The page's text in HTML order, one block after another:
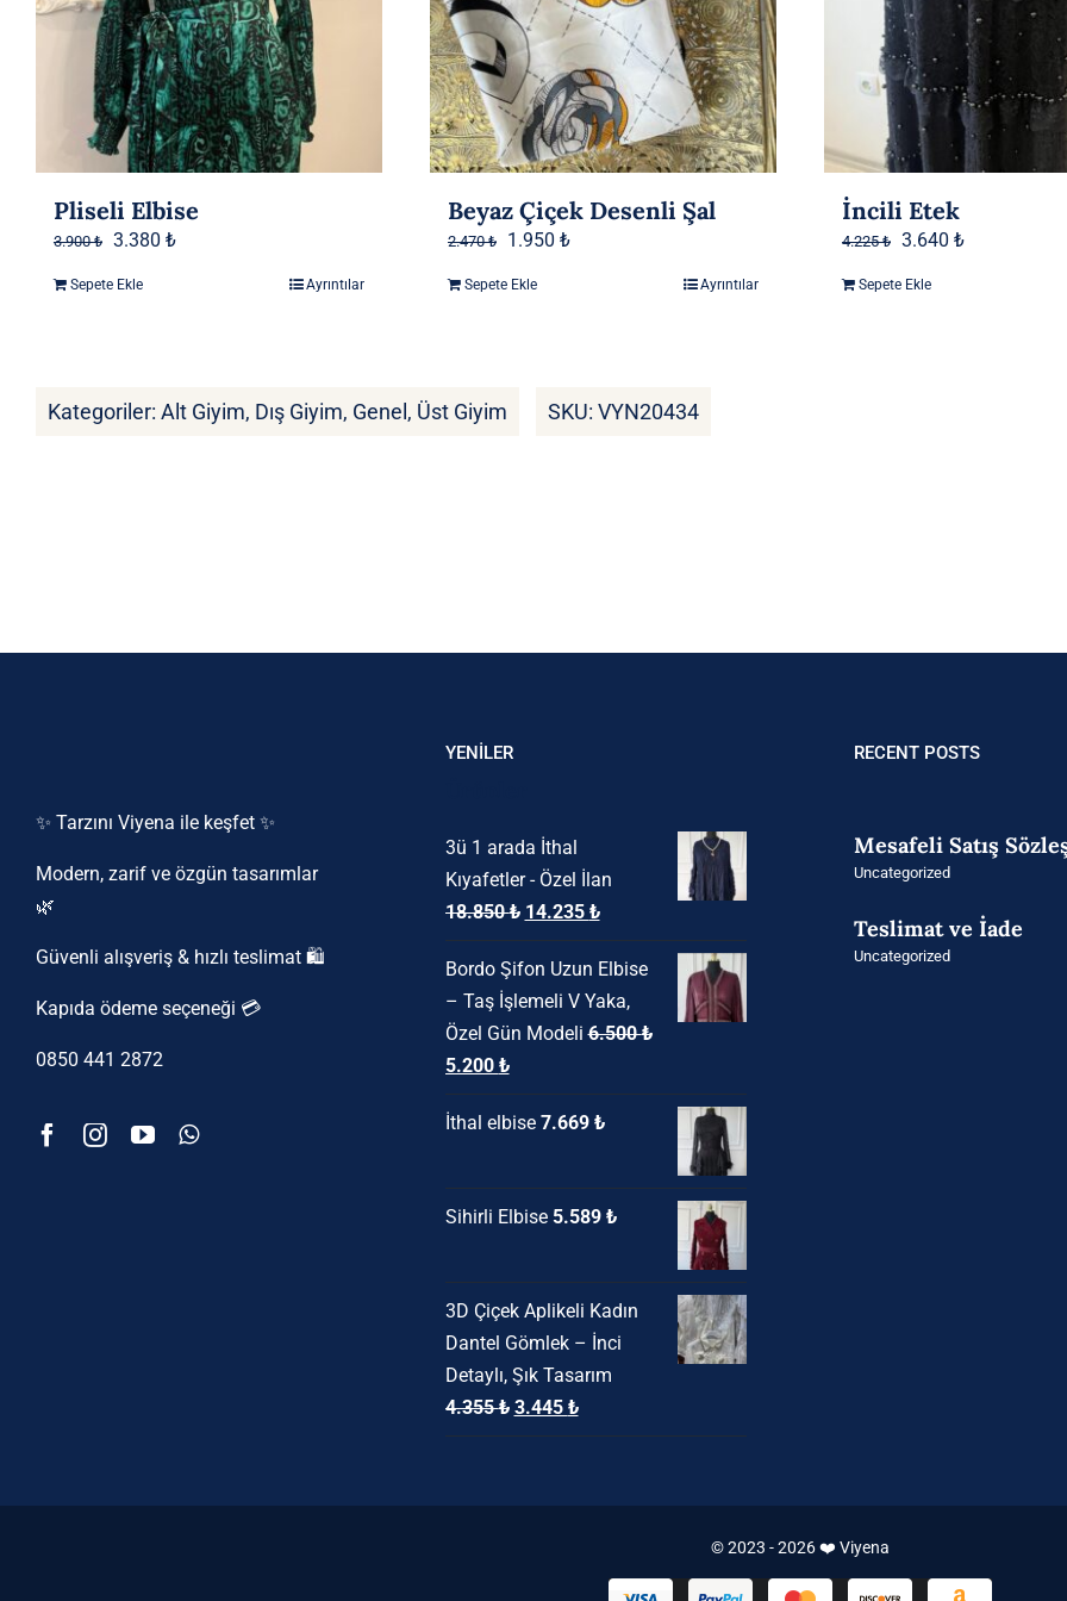
Pliseli Elbise
3.900₺
Orijinal
3.380 ₺Şu
Sepete Ekle Ayrıntılar
Beyaz Çiçek Desenli Şal
2.470₺
Orijinal
1.950 ₺Şu
Sepete Ekle Ayrıntılar
İncili Etek
4.225₺
Orijinal
3.640 ₺Şu
Sepete Ekle
Kategoriler: Alt Giyim, Dış Giyim, Genel , Üst Giyim SKU: VYN20434
✨ Tarzını Viyena ile keşfet ✨
Modern, zarif ve özgün tasarımlar
🌿
Güvenli alışveriş & hızlı teslimat 🛍️
Kapıda ödeme seçeneği 💳
0850 441 2872
YENİLER
3ü 1 arada İthal
Kıyafetler - Özel İlan
18.850₺ Orijinal
fiyat:
18.850 ₺.
14.235 ₺Şu
andaki
fiyat:
14.235 ₺.
Bordo Şifon Uzun Elbise
– Taş İşlemeli V Yaka,
Özel Gün Modeli 6.500₺
Orijinal
fiyat:
6.500 ₺.
5.200 ₺Şu
andaki
fiyat:
İthal elbise 7.669 ₺
Sihirli Elbise 5.589 ₺
3D Çiçek Aplikeli Kadın
Dantel Gömlek – İnci
Detaylı, Şık Tasarım
4.355₺ Orijinal
fiyat:
3.445 ₺Şu
andaki
3.445 ₺.
RECENT POSTS
Mesafeli Satış
Uncategorized
Teslimat ve İade
Uncategorized
© 2023 - 2026 ❤️ Viyena